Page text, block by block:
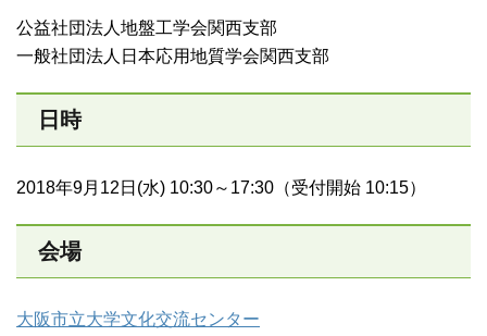
公益社団法人地盤工学会関西支部
一般社団法人日本応用地質学会関西支部
日時
2018年9月12日(水) 10:30～17:30（受付開始 10:15）
会場
大阪市立大学文化交流センター